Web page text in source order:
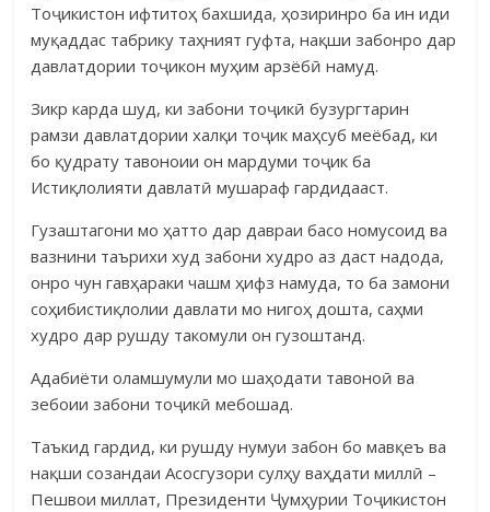
Тоҷикистон ифтитоҳ бахшида, ҳо­зи­ринро ба ин иди
муқаддас табрику таҳният гуфта, нақши забонро дар
давлатдории тоҷикон муҳим арзёбӣ намуд.
Зикр карда шуд, ки забони тоҷикӣ бузургтарин
рамзи дав­латдории халқи тоҷик маҳсуб меёбад, ки
бо қудрату тавоноии он мардуми тоҷик ба
Истиқлолияти давлатӣ мушараф гардидааст.
Гузаштагони мо ҳатто дар давраи басо номусоид ва
вазнини таъ­рихи худ забони худро аз даст надода,
онро чун гавҳараки чашм ҳифз на­муда, то ба замони
соҳибистиқлолии дав­лати мо нигоҳ дошта, саҳми
худ­ро дар рушду такомули он гу­зоштанд.
Адабиёти оламшумули мо шаҳодати тавоноӣ ва
зебоии забони то­ҷикӣ мебошад.
Таъкид гардид, ки рушду нумуи забон бо мавқеъ ва
нақши созандаи Асосгузори сулҳу ваҳдати миллӣ –
Пешвои миллат, Президенти Ҷумҳурии То­ҷикистон